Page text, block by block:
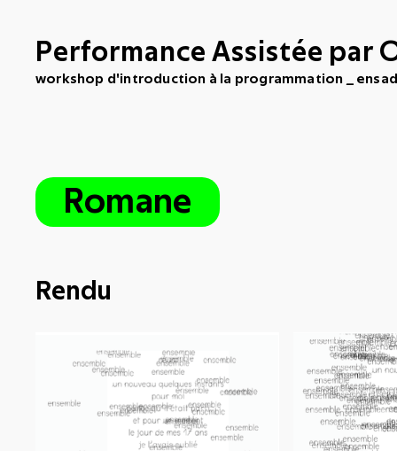
Performance Assistée par
workshop d'introduction à la programmation _
Romane
Rendu